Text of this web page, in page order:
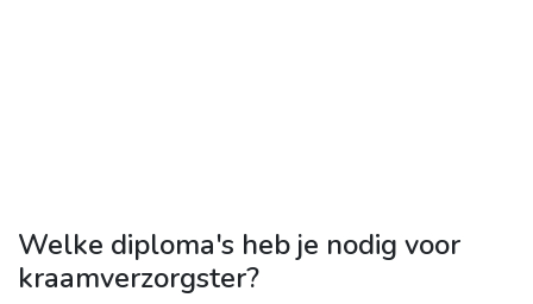
Welke diploma's heb je nodig voor
kraamverzorgster?